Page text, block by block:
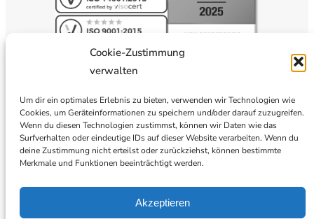
Cookie-Zustimmung
verwalten
Um dir ein optimales Erlebnis zu bieten, verwenden wir Technologien wie
Cookies, um Geräteinformationen zu speichern und/oder darauf zuzugreifen.
Wenn du diesen Technologien zustimmst, können wir Daten wie das
Surfverhalten oder eindeutige IDs auf dieser Website verarbeiten. Wenn du
deine Zustimmung nicht erteilst oder zurückziehst, können bestimmte
Merkmale und Funktionen beeinträchtigt werden.
Akzeptieren